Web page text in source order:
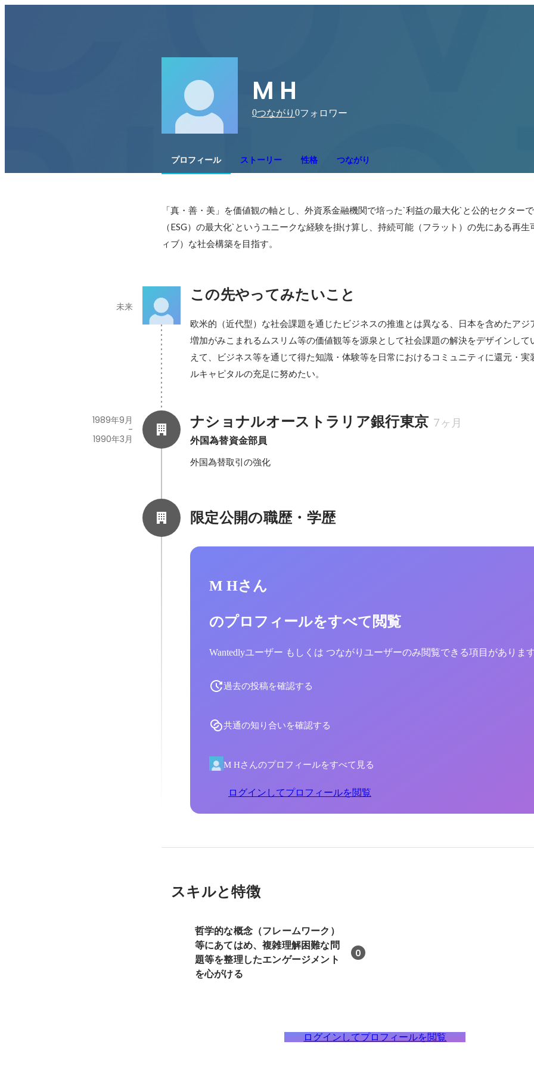
M H
0つながり 0フォロワー
プロフィール ストーリー 性格 つながり
「真・善・美」を価値観の軸とし、外資系金融機関で培った`利益の最大化`と公的セクター
（ESG）の最大化`というユニークな経験を掛け算し、持続可能（フラット）の先にある再生
ィブ）な社会構築を目指す。
この先やってみたいこと
未来
欧米的（近代型）な社会課題を通じたビジネスの推進とは異なる、日本を含めたアジ
増加がみこまれるムスリム等の価値観等を源泉として社会課題の解決をデザインして
えて、ビジネス等を通じて得た知識・体験等を日常におけるコミュニティに還元・実
ルキャピタルの充足に努めたい。
ナショナルオーストラリア銀行東京 7ヶ月
外国為替資金部員
1989年9月
-
1990年3月
外国為替取引の強化
限定公開の職歴・学歴
M Hさん
のプロフィールをすべて閲覧
Wantedlyユーザー もしくは つながりユーザーのみ閲覧できる項目がありま
過去の投稿を確認する
共通の知り合いを確認する
M Hさんのプロフィールをすべて見る
ログインしてプロフィールを閲覧
スキルと特徴
哲学的な概念（フレームワーク）
等にあてはめ、複雑理解困難な問
題等を整理したエンゲージメント
を心がける
0
ログインしてプロフィールを閲覧